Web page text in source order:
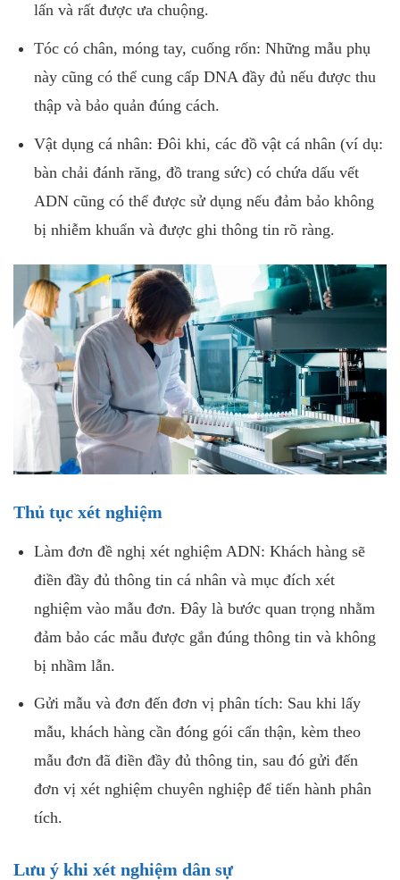
lấn và rất được ưa chuộng.
Tóc có chân, móng tay, cuống rốn: Những mẫu phụ
này cũng có thể cung cấp DNA đầy đủ nếu được thu
thập và bảo quản đúng cách.
Vật dụng cá nhân: Đôi khi, các đồ vật cá nhân (ví dụ:
bàn chải đánh răng, đồ trang sức) có chứa dấu vết
ADN cũng có thể được sử dụng nếu đảm bảo không
bị nhiễm khuẩn và được ghi thông tin rõ ràng.
Thủ tục xét nghiệm
Làm đơn đề nghị xét nghiệm ADN: Khách hàng sẽ
điền đầy đủ thông tin cá nhân và mục đích xét
nghiệm vào mẫu đơn. Đây là bước quan trọng nhằm
đảm bảo các mẫu được gắn đúng thông tin và không
bị nhầm lẫn.
Gửi mẫu và đơn đến đơn vị phân tích: Sau khi lấy
mẫu, khách hàng cần đóng gói cẩn thận, kèm theo
mẫu đơn đã điền đầy đủ thông tin, sau đó gửi đến
đơn vị xét nghiệm chuyên nghiệp để tiến hành phân
tích.
Lưu ý khi xét nghiệm dân sự